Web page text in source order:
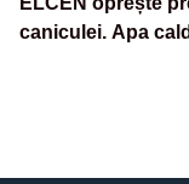
caniculei. Apa